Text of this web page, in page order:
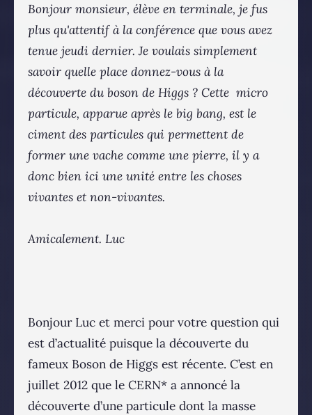
Bonjour monsieur, élève en terminale, je fus
plus qu'attentif à la conférence que vous avez
tenue jeudi dernier. Je voulais simplement
savoir quelle place donnez-vous à la
découverte du boson de Higgs ? Cette micro
particule, apparue après le big bang, est le
ciment des particules qui permettent de
former une vache comme une pierre, il y a
donc bien ici une unité entre les choses
vivantes et non-vivantes.
Amicalement. Luc
Bonjour Luc et merci pour votre question qui
est d’actualité puisque la découverte du
fameux Boson de Higgs est récente. C’est en
juillet 2012 que le CERN* a annoncé la
découverte d’une particule dont la masse